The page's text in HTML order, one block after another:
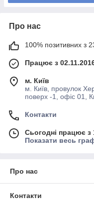
Про нас
100% позитивних з 23
Працює з
м. Київ
м. Київ, провулок
поверх -1, офіс 01,
Контакти
Сьогодні працює з
Показати весь
Про нас
Контакти